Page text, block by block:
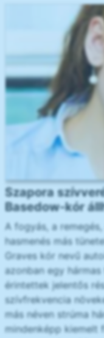
Szapora
Basedow-kór
A fogyás, a
hasmenés más
Graves kór nevű
azonban egy
érintettek jelentős
szívfrekvencia
más néven strúma
mindenképp kiemelt